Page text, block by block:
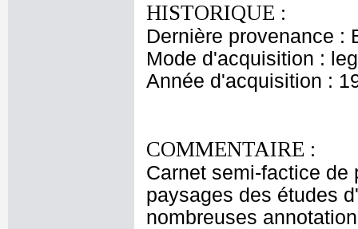
HISTORIQUE :
Dernière provenance :
Mode d'acquisition :
Année d'acquisition :
COMMENTAIRE :
Carnet semi-factice de
paysages des études
nombreuses